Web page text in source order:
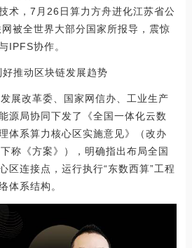
术，7月26日算力方舟进化江苏省公
被全世界大部分国家所报导，震惊
IPFS协作。
推动区块链发展趋势
展改革委、国家网信办、工业生产
源局协同下发了《全国一体化云数
体系算力核心区实施意见》（改办
称《方案》），明确指出布局全国
区连接点，运行执行“东数西算”工程
体系结构。